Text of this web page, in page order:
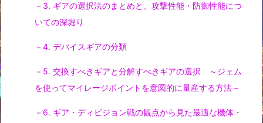
－3. ギアの選択法のまとめと、攻撃性能・防御性能につ
いての深堀り
－4. デバイスギアの分類
－5. 交換すべきギアと分解すべきギアの選択 ～ジェム
を使ってマイレージポイントを意図的に量産する方法～
－6. ギア・ディビジョン戦の観点から見た最適な機体・